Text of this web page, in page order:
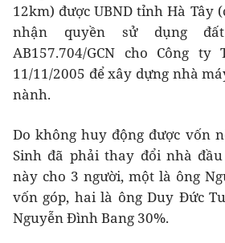
12km) được UBND tỉnh Hà Tây
nhận quyền sử dụng đất
AB157.704/GCN cho Công ty
11/11/2005 để xây dựng nhà
nành.
Do không huy động được vốn
Sinh đã phải thay đổi nhà
này cho 3 người, một là ông
vốn góp, hai là ông Duy Đức
Nguyễn Đình Bang 30%.